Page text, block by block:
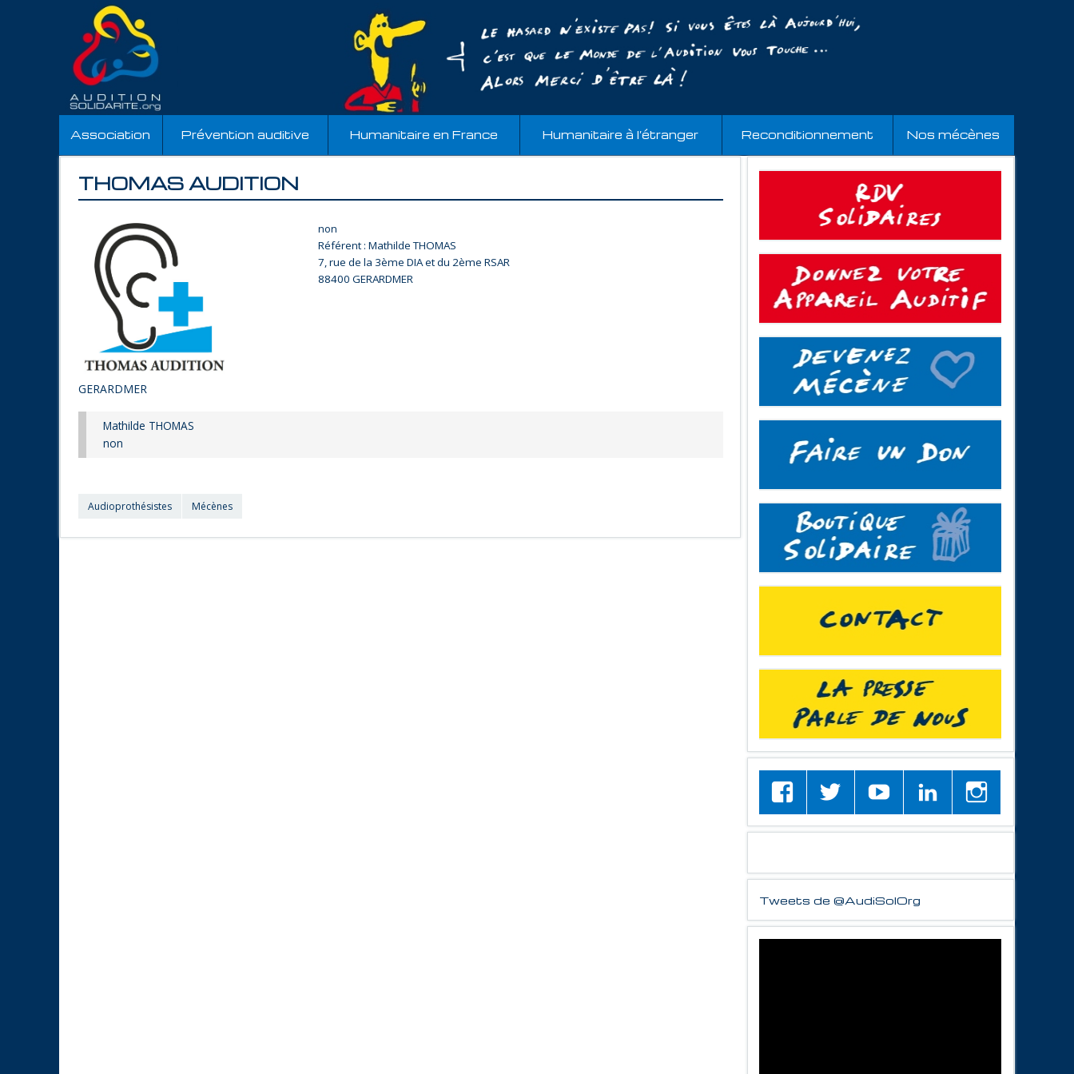
Association Prévention auditive Humanitaire en France Humanitaire à l’étranger Reconditionnement Nos mécènes
THOMAS AUDITION
non
Référent : Mathilde THOMAS
7, rue de la 3ème DIA et du 2ème RSAR
88400 GERARDMER
GERARDMER
Mathilde THOMAS
non
Audioprothésistes Mécènes
Tweets de @AudiSolOrg